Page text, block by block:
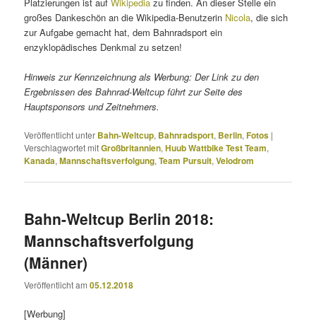
großes Dankeschön an die Wikipedia-Benutzerin Nicola, die sich
zur Aufgabe gemacht hat, dem Bahnradsport ein
enzyklopädisches Denkmal zu setzen!
Hinweis zur Kennzeichnung als Werbung: Der Link zu den
Ergebnissen des Bahnrad-Weltcup führt zur Seite des
Hauptsponsors und Zeitnehmers.
Veröffentlicht unter Bahn-Weltcup, Bahnradsport, Berlin,Fotos |
Verschlagwortet mitGroßbritannien,Huub Wattbike Test Team,
Kanada,Mannschaftsverfolgung,Team Pursuit,Velodrom
Bahn-Weltcup Berlin 2018:
Mannschaftsverfolgung
(Männer)
Veröffentlicht am05.12.2018
[Werbung]